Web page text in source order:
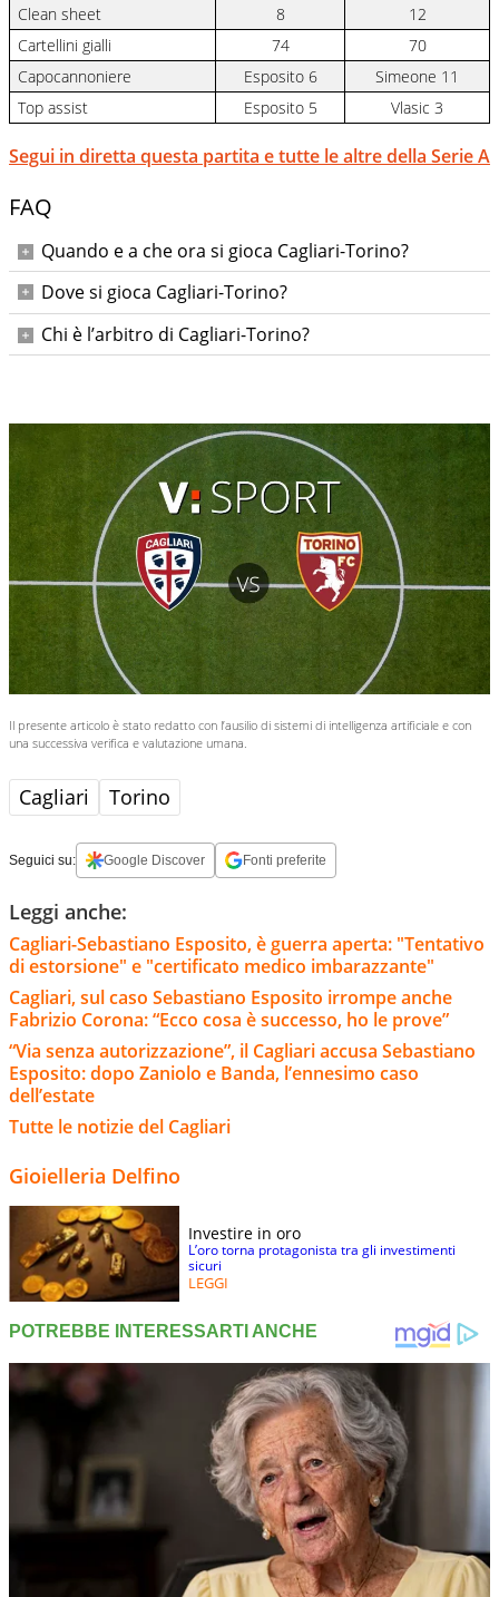
Clean sheet
8
12
Cartellini gialli
74
70
Capocannoniere
Esposito 6
Simeone 11
Top assist
Esposito 5 Vlasic 3
Segui in diretta questa partita e tutte le altre della Serie A
FAQ
Quando e a che ora si gioca Cagliari-Torino?
Domenica 17 maggio 2026 alle ore 20:45.
Dove si gioca Cagliari-Torino?
All’Unipol Domus di Cagliari.
Chi è l’arbitro di Cagliari-Torino?
Il presente articolo è stato redatto con l’ausilio di sistemi di intelligenza artificiale e con
una successiva verifica e valutazione umana.
Cagliari Torino
Seguici su: Google Discover Fonti preferite
Leggi anche:
Cagliari-Sebastiano Esposito, è guerra aperta: "Tentativo
di estorsione" e "certificato medico imbarazzante"
Cagliari, sul caso Sebastiano Esposito irrompe anche
Fabrizio Corona: “Ecco cosa è successo, ho le prove”
“Via senza autorizzazione”, il Cagliari accusa Sebastiano
Esposito: dopo Zaniolo e Banda, l’ennesimo caso
dell’estate
Tutte le notizie del Cagliari
Gioielleria Delfino
Investire in oro
L’oro torna protagonista tra gli investimenti
sicuri
LEGGI